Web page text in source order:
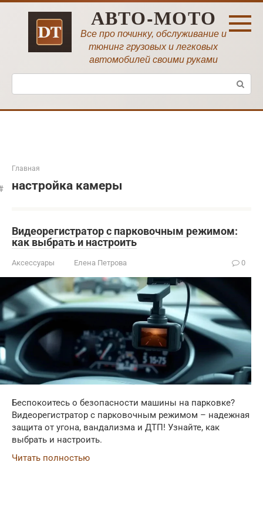
Перейти
АВТО-МОТО
Все про починку, обслуживание и
тюнинг грузовых и легковых
автомобилей своими руками
Поиск:
Главная
настройка камеры
Видеорегистратор с парковочным режимом:
как выбрать и настроить
Аксессуары Елена Петрова 0
Беспокоитесь о безопасности машины на парковке?
Видеорегистратор с парковочным режимом – надежная
защита от угона, вандализма и ДТП! Узнайте, как
выбрать и настроить.
Читать полностью